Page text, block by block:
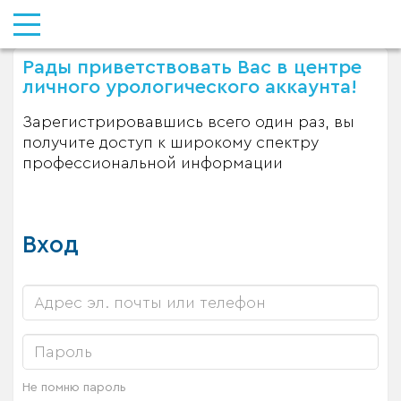
Рады приветствовать Вас в центре
личного урологического аккаунта!
Зарегистрировавшись всего один раз, вы
получите доступ к широкому спектру
профессиональной информации
Вход
Не помню пароль